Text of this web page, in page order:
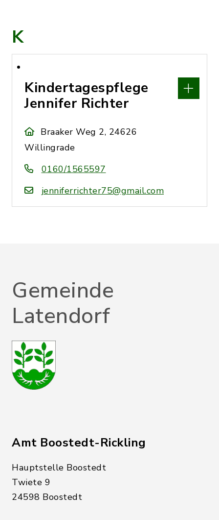
K
Kindertagespflege
Jennifer Richter
Braaker Weg 2, 24626
Willingrade
0160/1565597
jenniferrichter75@gmail.com
Gemeinde
Latendorf
Amt Boostedt-Rickling
Hauptstelle Boostedt
Twiete 9
24598 Boostedt